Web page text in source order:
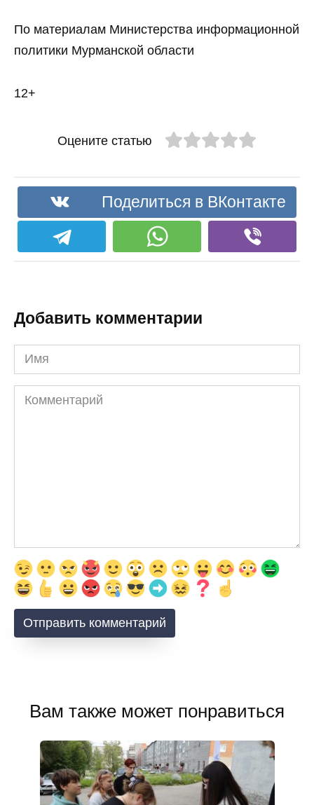
По материалам Министерства информационной
политики Мурманской области
12+
Оцените статью
Поделиться в ВКонтакте
Добавить комментарии
Имя
Комментарий
Вам также может понравиться